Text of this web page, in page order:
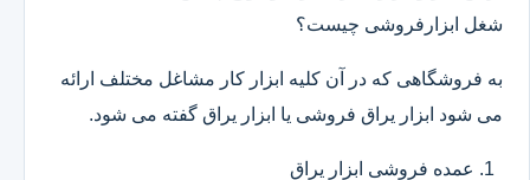
شغل ابزارفروشی چیست؟
به فروشگاهی که در آن کلیه ابزار کار مشاغل مختلف ارائه
می شود ابزار یراق فروشی یا ابزار یراق گفته می شود.
عمده فروشی ابزار یراق